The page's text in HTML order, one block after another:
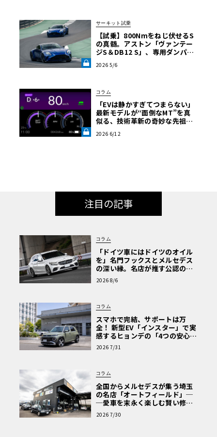
サーキット試乗
【試乗】800Nmをねじ伏せるS
の真髄。アストン「ヴァンテー
ジS＆DB12 S」、専用ダンパー
走り《LE VOLANT LAB》
2026 5/6
コラム
「EVは静かすぎてつまらない」――
最新モデルが“面倒なMT”を真
似る、技術革新の奇妙な先祖返
セテ その7】《LE VOLANT LA
2026 6/12
注目の記事
コラム
「ドイツ車にはドイツのオイル
を」名門フックスとメルセデス
の深い縁。名店が推す公認の安
心と、Cクラスで味わうシルキー
な走り〈PR〉
2026 8/6
コラム
スマホで完結、サポートは万
全！ 新型EV「インスター」で実
感するヒョンデの「4つの安心」
【第1回・ヒョンデ6つの疑問：
Why? Hyundai?】〈PR〉
2026 7/31
コラム
全国からメルセデスが集う埼玉
の名店「オートフィールド」─
─愛車を末永く楽しむ賢い修理
術と、プロがフックス製オイル
を選ぶ理由〈PR〉
2026 7/30